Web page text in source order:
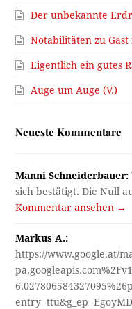
Der unbekannte
Notabilitäten zu Gast
Eigentlich ein gutes
Auge um Auge (V.)
Neueste Kommentare
Manni Schneiderbauer:
sich bestätigt. Die Null
Kommentar ansehen →
Markus A.:
https://www.google.at/